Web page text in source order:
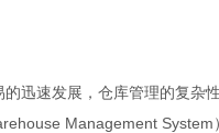
迅速发展，仓库管理的复杂
Management